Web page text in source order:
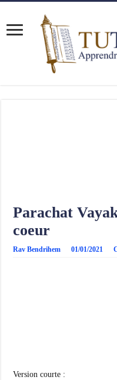
Parachat
coeur
Rav Bendrihem 01/01/2021
Version courte :